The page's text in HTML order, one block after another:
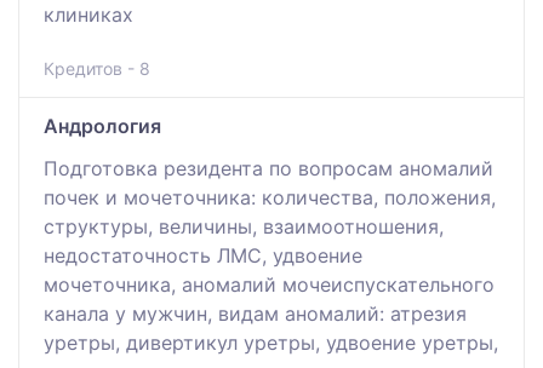
клиниках
Кредитов - 8
Андрология
Подготовка резидента по вопросам аномалий
почек и мочеточника: количества, положения,
структуры, величины, взаимоотношения,
недостаточность ЛМС, удвоение
мочеточника, аномалий мочеиспускательного
канала у мужчин, видам аномалий: атрезия
уретры, дивертикул уретры, удвоение уретры,